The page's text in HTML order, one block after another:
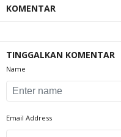
KOMENTAR
TINGGALKAN KOMENTAR
Name
Email Address